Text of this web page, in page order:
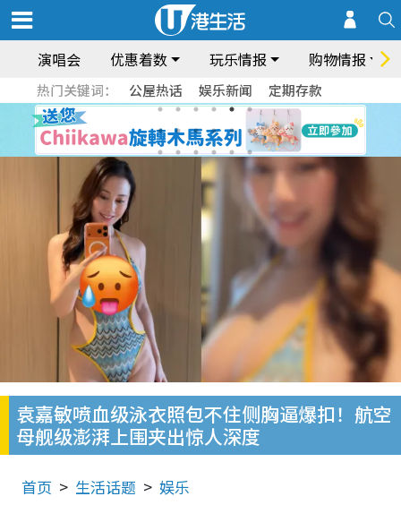
演唱会 优惠着数 玩乐情报 购物情报
热门关键词： 公屋热话 娱乐新闻 定期存款
袁嘉敏喷血级泳衣照包不住侧胸逼爆扣！航空
母舰级澎湃上围夹出惊人深度
首页 生活话题 娱乐